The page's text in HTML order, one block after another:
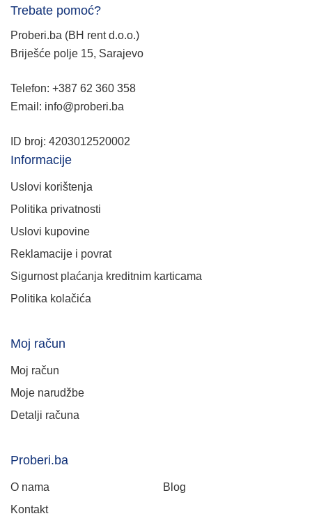
Trebate pomoć?
Proberi.ba (BH rent d.o.o.)
Briješće polje 15, Sarajevo
Telefon: +387 62 360 358
Email: info@proberi.ba
ID broj: 4203012520002
Informacije
Uslovi korištenja
Politika privatnosti
Uslovi kupovine
Reklamacije i povrat
Sigurnost plaćanja kreditnim karticama
Politika kolačića
Moj račun
Moj račun
Moje narudžbe
Detalji računa
Proberi.ba
O nama
Blog
Kontakt